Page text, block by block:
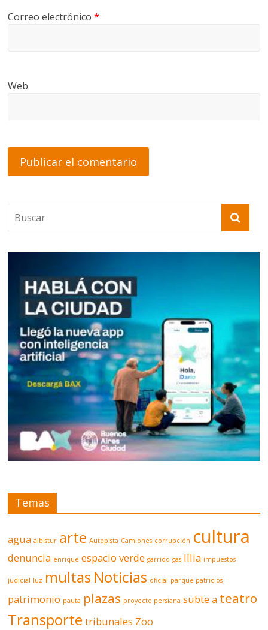
Correo electrónico*
Web
Temas
agua albistur arte Autopista Camiones corrupción cultura
denuncia enrique espacio verde garrido gas Illia impuestos
judicial luz multas Noticias oficial parque patricios
patrimonio pauta plazas proyecto persiana subte a teatro
Transporte tribunales Zoo